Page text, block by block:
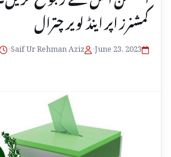
کمشنرز اپر اینڈ لویر چترال
June 23, 2023
•
Saif Ur Rehman Aziz
•